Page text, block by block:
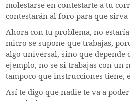
molestarse en contestarte a tu
contestarán al foro para que sirva
Ahora con tu problema, no
micro se supone que trabajas,
algo universal, sino que depende
ejemplo, no se si trabajas con un
tampoco que instrucciones tiene,
Así te digo que nadie te va a